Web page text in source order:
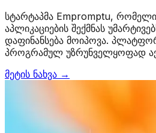
სტარტაპმა Empromptu,
აპლიკაციების შექმნას
დაფინანსება მოიპოვა.
პროგრამულ უზრუნველყოფად
მეტის ნახვა →